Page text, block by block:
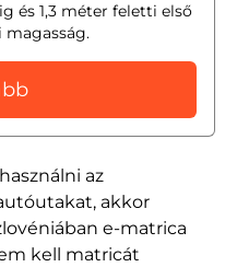
az
akkor
e-matrica
kell matricát
és 1,3 méter feletti első